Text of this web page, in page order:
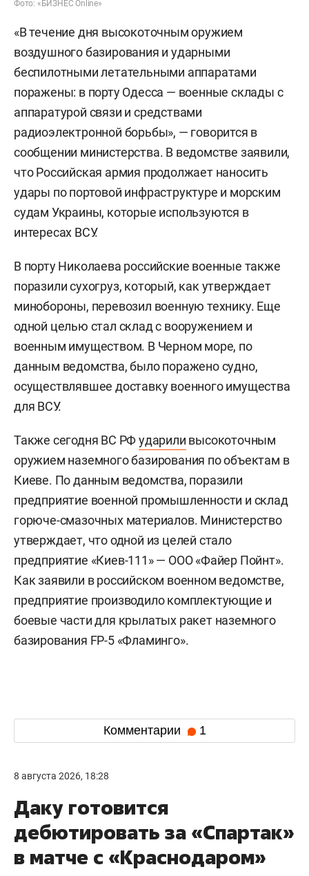
Фото: «БИЗНЕС Online»
«В течение дня высокоточным оружием
воздушного базирования и ударными
беспилотными летательными аппаратами
поражены: в порту Одесса — военные склады с
аппаратурой связи и средствами
радиоэлектронной борьбы», — говорится в
сообщении министерства. В ведомстве заявили,
что Российская армия продолжает наносить
удары по портовой инфраструктуре и морским
судам Украины, которые используются в
интересах ВСУ.
В порту Николаева российские военные также
поразили сухогруз, который, как утверждает
минобороны, перевозил военную технику. Еще
одной целью стал склад с вооружением и
военным имуществом. В Черном море, по
данным ведомства, было поражено судно,
осуществлявшее доставку военного имущества
для ВСУ.
Также сегодня ВС РФударили высокоточным
оружием наземного базирования по объектам в
Киеве. По данным ведомства, поразили
предприятие военной промышленности и склад
горюче-смазочных материалов. Министерство
утверждает, что одной из целей стало
предприятие «Киев-111» — ООО «Файер Пойнт».
Как заявили в российском военном ведомстве,
предприятие производило комплектующие и
боевые части для крылатых ракет наземного
базирования FP-5 «Фламинго».
Комментарии 1
8 августа 2026, 18:28
Даку готовится
дебютировать за «Спартак»
в матче с «Краснодаром»